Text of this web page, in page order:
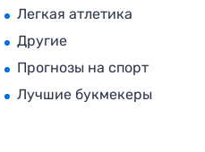
Легкая атлетика
Другие
Прогнозы на спорт
Лучшие букмекеры